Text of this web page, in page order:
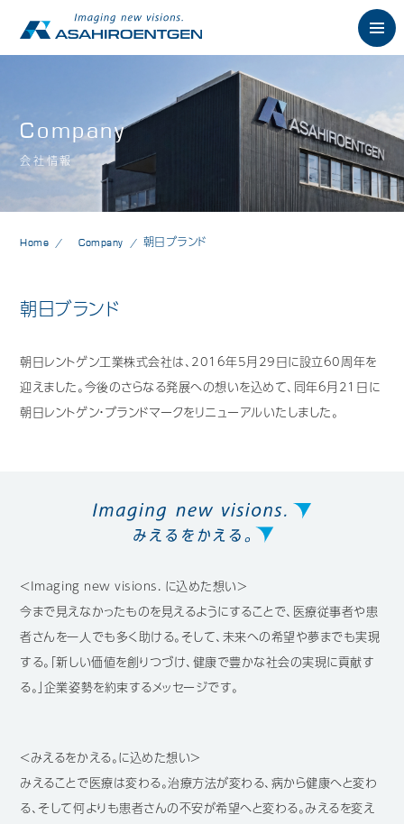
News お知らせ
Philosophy 朝日の想い
Product 製品情報
オーラルスキャナ製品
歯科用口腔内カメラ
歯科用CAD/CAM製品
耳鼻科用X線製品
Showroom
Support 保守・サポート
Company 会社情報
Contact お問い合わせ
Company
会社情報
Home Company 朝日ブランド
朝日ブランド
朝日レントゲン工業株式会社は、2016年5月29日に設立60周年を
迎えました。今後のさらなる発展への想いを込めて、同年6月21日に
朝日レントゲン・ブランドマークをリニューアルいたしました。
＜Imaging new visions. に込めた想い＞
今まで見えなかったものを見えるようにすることで、医療従事者や患
者さんを一人でも多く助ける。そして、未来への希望や夢までも実現
する。「新しい価値を創りつづけ、健康で豊かな社会の実現に貢献す
る。」企業姿勢を約束するメッセージです。
＜みえるをかえる。に込めた想い＞
みえることで医療は変わる。治療方法が変わる、病から健康へと変わ
る、そして何よりも患者さんの不安が希望へと変わる。みえるを変え